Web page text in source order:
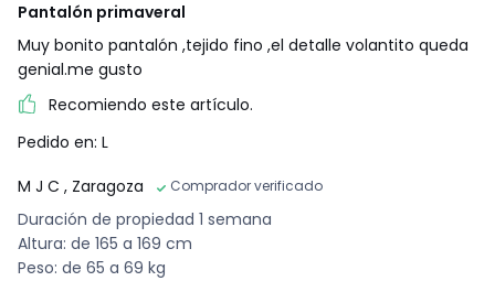
Pantalón primaveral
Muy bonito pantalón ,tejido fino ,el detalle volantito queda
genial.me gusto
Recomiendo este artículo.
Pedido en: L
M J C , Zaragoza Comprador verificado
Duración de propiedad 1 semana
Altura: de 165 a 169 cm
Peso: de 65 a 69 kg